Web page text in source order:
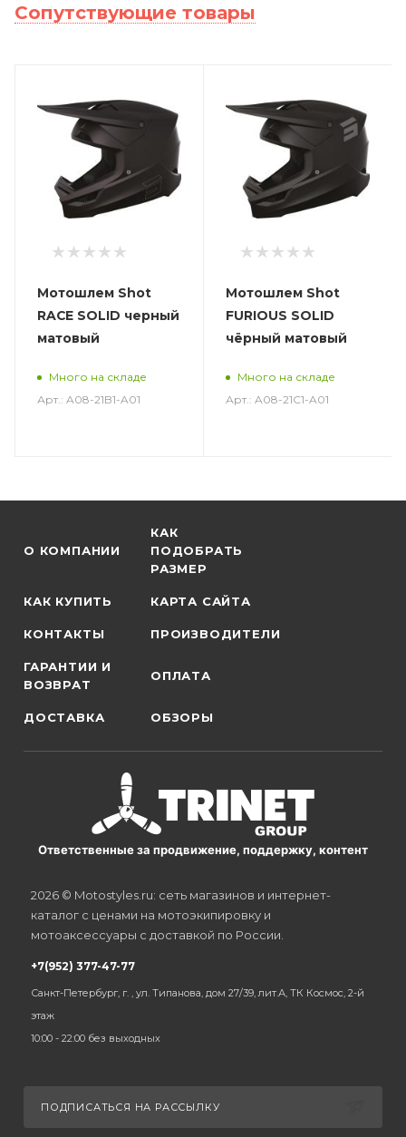
Сопутствующие товары
Мотошлем Shot
RACE SOLID черный
матовый
Много на складе
Арт.: A08-21B1-A01
Мотошлем Shot
FURIOUS SOLID
чёрный матовый
Много на складе
Арт.: A08-21C1-A01
О КОМПАНИИ
КАК
ПОДОБРАТЬ
РАЗМЕР
КАК КУПИТЬ КАРТА САЙТА
КОНТАКТЫ ПРОИЗВОДИТЕЛИ
ГАРАНТИИ И
ВОЗВРАТ
ОПЛАТА
ДОСТАВКА ОБЗОРЫ
Ответственные за продвижение, поддержку, контент
2026 © Motostyles.ru: сеть магазинов и интернет-
каталог с ценами на мотоэкипировку и
мотоаксессуары с доставкой по России.
+7(952) 377-47-77
Санкт-Петербург, г. , ул. Типанова, дом 27/39, лит.А, ТК Космос, 2-й
этаж
10:00 - 22:00 без выходных
ПОДПИСАТЬСЯ НА РАССЫЛКУ